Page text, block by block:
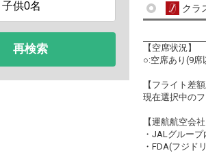
再検索
クラ
【空席状況】
○:空席あり(9
【フライト差額
現在選択中の
【運航航空会社
・JALグルー
・FDA(フジド